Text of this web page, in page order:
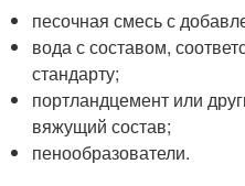
песочная смесь с
вода с составом,
стандарту;
портландцемент или
вяжущий состав;
пенообразователи.